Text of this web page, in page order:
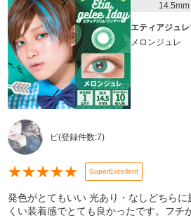
14.5mm
エティアジュ
メロンジュレ
ピ(登録件数:7)
★★★★★ SuperExcellent
発色がとてもいい 光あり・なしどちら
くい装着感でとても良かったです。フチ